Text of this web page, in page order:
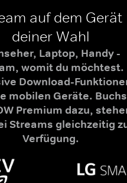
auf dem Gerät
deiner Wahl
Laptop, Handy -
womit du möchtest.
Download-
mobilen Geräte.
Premium dazu,
Streams gleichzeitig
Verfügung.